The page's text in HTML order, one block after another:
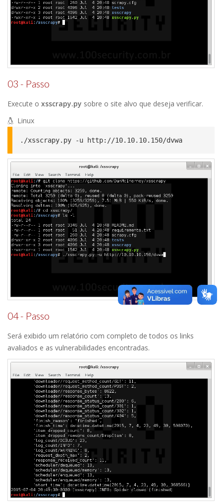
03 - Passo
Execute o xsscrapy.py sobre o site alvo que deseja verificar.
Linux
./xsscrapy.py -u http://10.10.10.150/dvwa
04 - Passo
Será exibido um relatório com completo de todos os links
avaliados e as vulnerabilidades encontradas.